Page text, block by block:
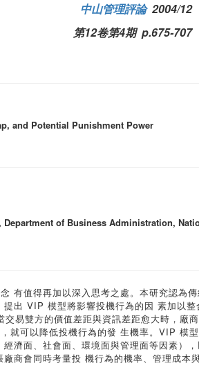
中山管理評論2004/12
第12卷第4期 p.675-707
and Potential Punishment Power
of Business Administration,
有值得再加以深入思考之處。本研究認為傳
出 VIP 模型將影響投機行為的因 素加以整
易雙方的價值差距與資訊差距愈大時，廠
就可以降低投機行為的發 生機率。VIP 模
濟面、社會面、環境面與管理面等因素），
商會同時考量投 機行為的機率、管理成本